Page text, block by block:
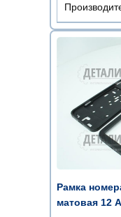
Рамка
матовая 12